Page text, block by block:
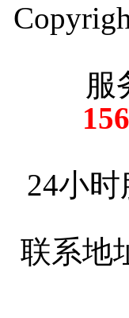
服
24小
联系地